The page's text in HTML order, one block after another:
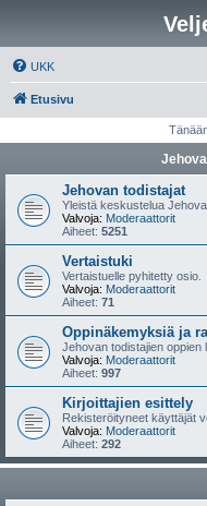
UKK
Etusivu
Jehovan todistajat
Yleistä keskustelua
Valvoja: Moderaattorit
Aiheet: 5251
Vertaistuki
Vertaistuelle pyhitetty osio.
Valvoja: Moderaattorit
Aiheet: 71
Oppinäkemyksiä ja
Jehovan todistajien oppien
Valvoja: Moderaattorit
Aiheet: 997
Kirjoittajien esittely
Rekisteröityneet käyttäjät
Valvoja: Moderaattorit
Aiheet: 292